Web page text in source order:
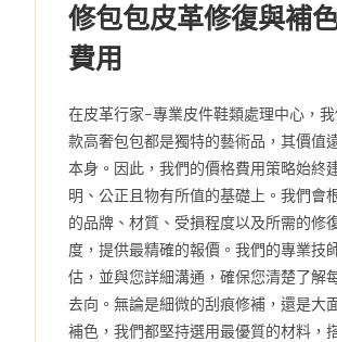
修包包皮革修復與補
費用
在皮革行家–專業皮件鞋類處理中心，
款高奢包包都是獨特的藝術品，其價值
本身。因此，我們的價格費用策略始終
明、公正且物有所值的基礎上。我們會
的品牌、材質、受損程度以及所需的修
度，提供最精確的報價。我們的專業技
估，並與您詳細溝通，確保您清楚了解
去向。無論是細微的刮痕修補，還是大
補色，我們都堅持選用最優質的材料，